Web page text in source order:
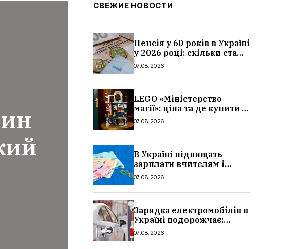
СВЕЖИЕ НОВОСТИ
Пенсія у 60 років в Україні
у 2026 році: скільки стажу
потрібно, умови, кому
07.08.2026
LEGO «Міністерство
магії»: ціна та де купити в
Україні
07.08.2026
В Україні підвищать
зарплати вчителям і
стипендії студентам з 1
суми, розмір
07.08.2026
Зарядка електромобілів в
Україні подорожчає:
причина і нові ціни з
07.08.2026